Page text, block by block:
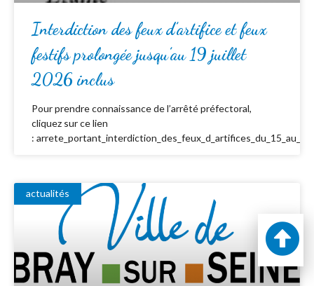
Interdiction des feux d’artifice et feux
festifs prolongée jusqu’au 19 juillet
2026 inclus
Pour prendre connaissance de l’arrêté préfectoral,
cliquez sur ce lien
:
actualités